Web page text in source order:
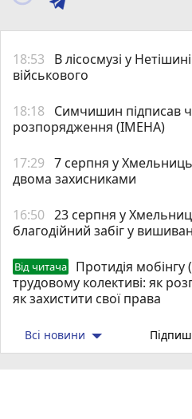
18:53
В лісосмузі у
військового
18:18
Симчишин підписав
розпорядження (ІМЕНА)
17:29 7 серпня у
двома захисниками
16:50 23 серпня у
благодійний забіг у
Від читача
Протидія
трудовому колективі: як
як захистити свої права
Всі новини